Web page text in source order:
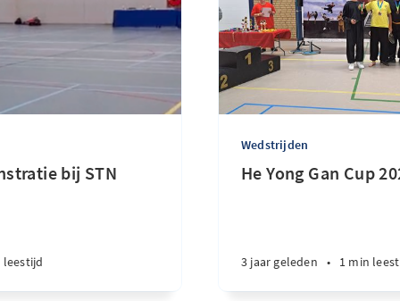
bij STN
leestijd
Wedstrijden
He Yong Gan Cup
3 jaar geleden • 1 min